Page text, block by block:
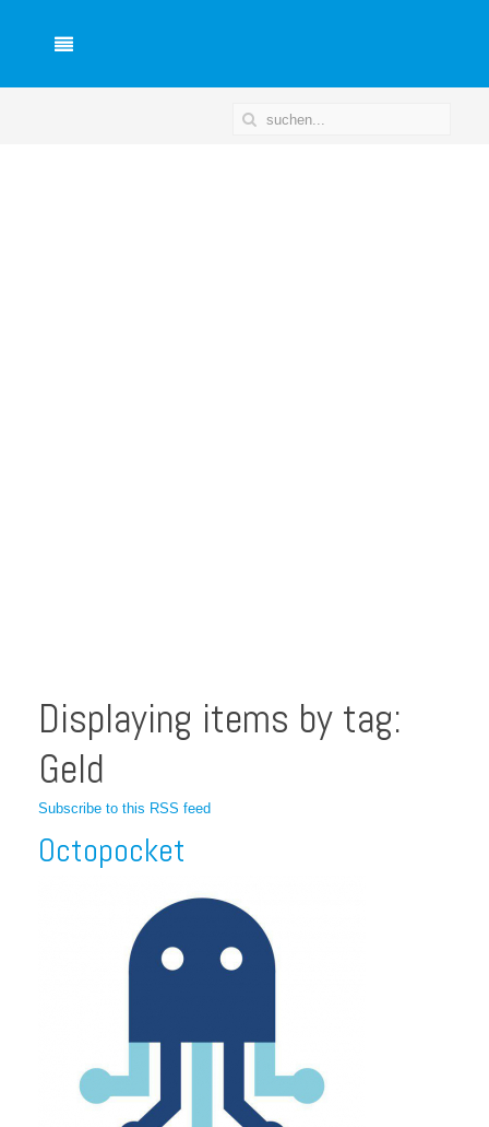
Displaying items by tag:
Geld
Subscribe to this RSS feed
Octopocket